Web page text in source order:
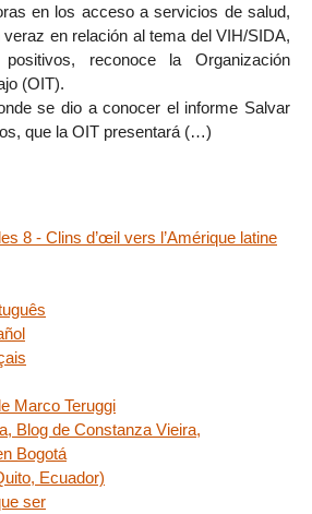
en los acceso a servicios de salud,
en relación al tema del VIH/SIDA,
reconoce la Organización
(OIT).
se dio a conocer el informe Salvar
que la OIT presentará (…)
8 - Clins d’œil vers l’Amérique latine
Marco Teruggi
Blog de Constanza Vieira,
Bogotá
Ecuador)
ser